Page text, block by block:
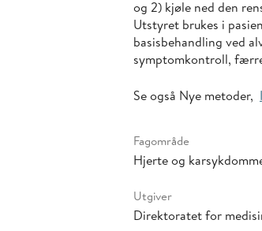
og 2) kjøle ned den
Utstyret brukes i
basisbehandling ved
symptomkontroll,
Se også Nye metoder,
Fagområde
Hjerte og
Utgiver
Direktoratet for